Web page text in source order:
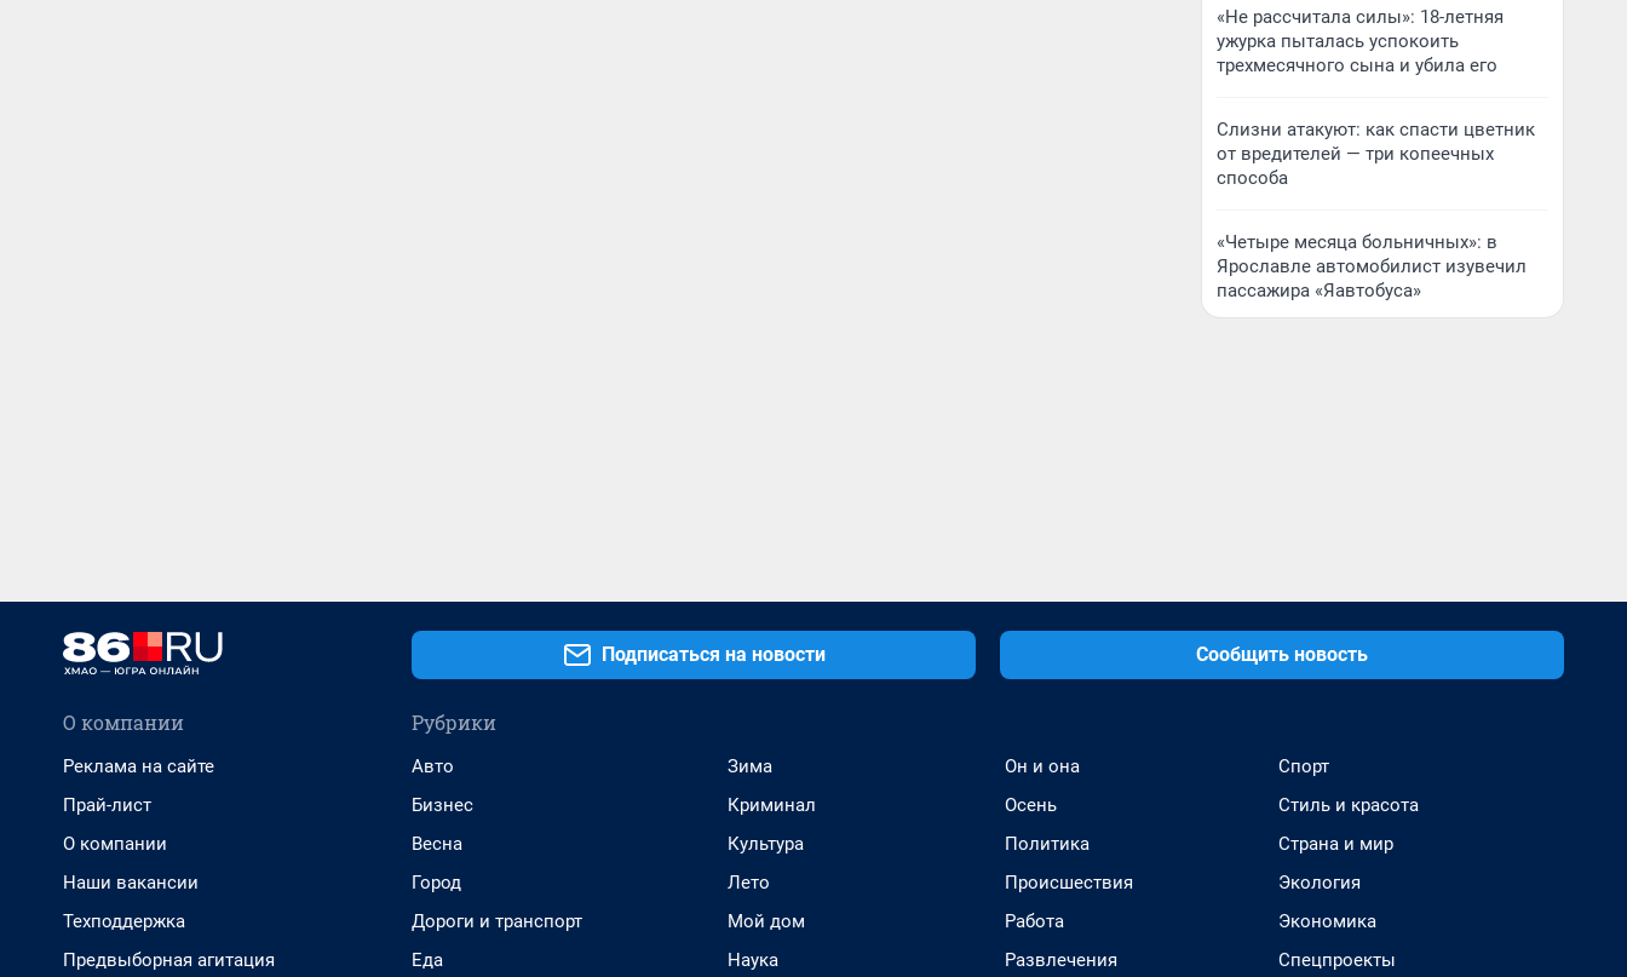
«Не рассчитала силы»: 18-летняя
ужурка пыталась успокоить
трехмесячного сына и убила его
Слизни атакуют: как спасти цветник
от вредителей — три копеечных
способа
«Четыре месяца больничных»: в
Ярославле автомобилист изувечил
пассажира «Яавтобуса»
Подписаться на новости Сообщить новость
О компании
Реклама на сайте
Прай-лист
О компании
Наши вакансии
Техподдержка
Предвыборная агитация
Рубрики
Авто
Бизнес
Весна
Город
Дороги и транспорт
Еда
Зима
Криминал
Культура
Лето
Мой дом
Наука
Он и она
Осень
Политика
Происшествия
Работа
Развлечения
Спорт
Стиль и красота
Страна и мир
Экология
Экономика
Спецпроекты